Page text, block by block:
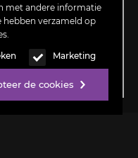
met andere informatie
hebben verzameld op
Marketing
de cookies